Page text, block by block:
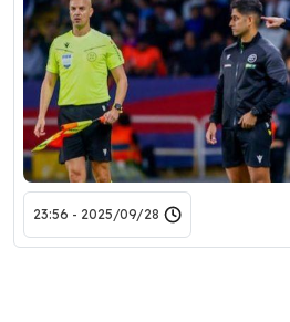
2025/09/28 - 23:56